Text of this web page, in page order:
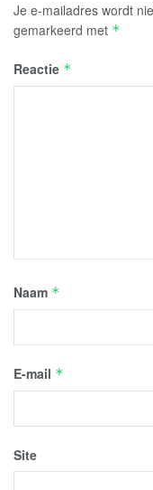
Je e-mailadres wordt
gemarkeerd met *
Reactie *
Naam *
E-mail *
Site